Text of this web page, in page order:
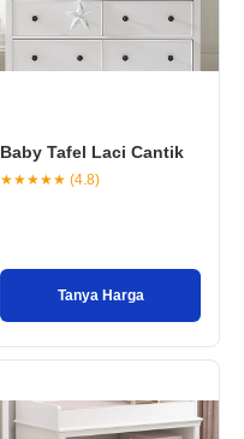
Baby Tafel Laci Cantik
★★★★★ (4.8)
Tanya Harga